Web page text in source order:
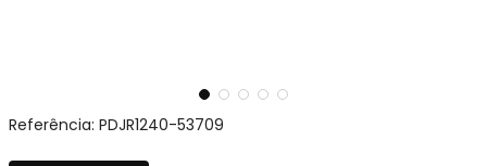
Referência: PDJR1240-53709